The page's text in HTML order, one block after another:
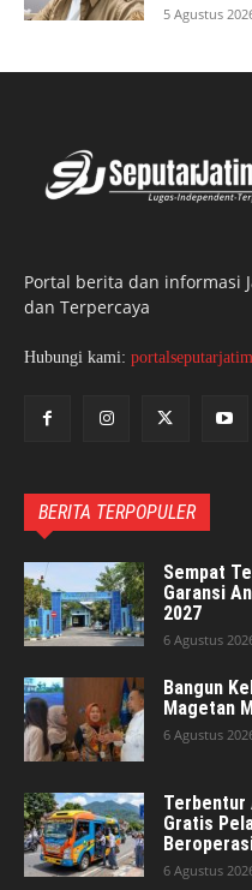
5 Agustus
Portal berita dan informasi
dan Terpercaya
Hubungi kami:
BERITA TERPOPULER
Sempat
Garansi
2027
6 Agustus
Bangun
Magetan
6 Agustus
Terbentur
Gratis
6 Agustus